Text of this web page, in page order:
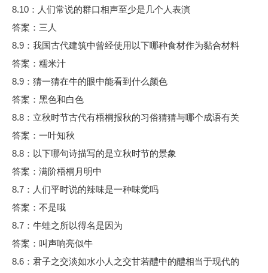
8.10：人们常说的群口相声至少是几个人表演
答案：三人
8.9：我国古代建筑中曾经使用以下哪种食材作为黏合材料
答案：糯米汁
8.9：猜一猜在牛的眼中能看到什么颜色
答案：黑色和白色
8.8：立秋时节古代有梧桐报秋的习俗猜猜与哪个成语有关
答案：一叶知秋
8.8：以下哪句诗描写的是立秋时节的景象
答案：满阶梧桐月明中
8.7：人们平时说的辣味是一种味觉吗
答案：不是哦
8.7：牛蛙之所以得名是因为
答案：叫声响亮似牛
8.6：君子之交淡如水小人之交甘若醴中的醴相当于现代的